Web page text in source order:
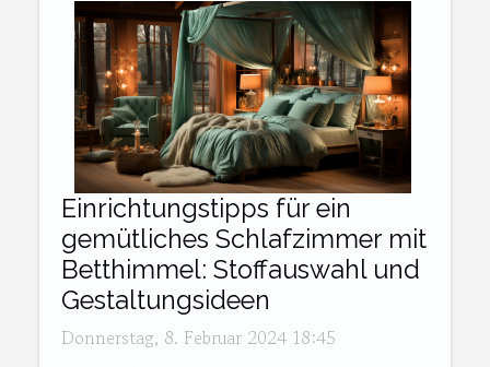
Einrichtungstipps für ein
gemütliches Schlafzimmer mit
Betthimmel: Stoffauswahl und
Gestaltungsideen
Donnerstag, 8. Februar 2024 18:45